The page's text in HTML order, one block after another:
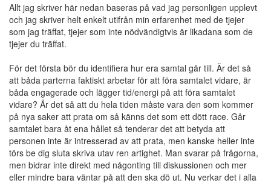
Allt jag skriver här nedan baseras på vad jag personligen upplevt
och jag skriver helt enkelt utifrån min erfarenhet med de tjejer
som jag träffat, tjejer som inte nödvändigtvis är likadana som de
tjejer du träffat.
För det första bör du identifiera hur era samtal går till. Är det så
att båda parterna faktiskt arbetar för att föra samtalet vidare, är
båda engagerade och lägger tid/energi på att föra samtalet
vidare? Är det så att du hela tiden måste vara den som kommer
på nya saker att prata om så känns det som ett dött race. Går
samtalet bara åt ena hållet så tenderar det att betyda att
personen inte är intresserad av att prata, men kanske heller inte
törs be dig sluta skriva utav ren artighet. Man svarar på frågorna,
men bidrar inte direkt med någonting till diskussionen och mer
eller mindre bara väntar på att den ska dö ut. Nu verkar det i alla